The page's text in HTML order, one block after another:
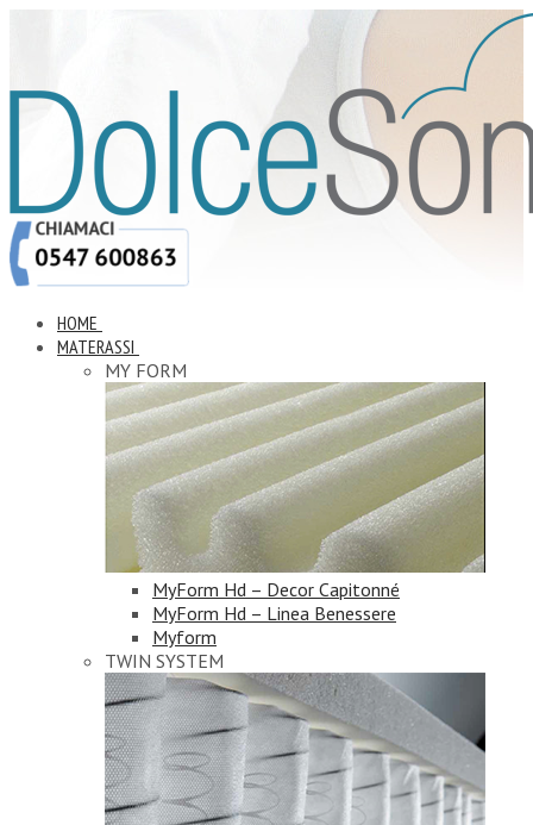
HOME
MATERASSI
MY FORM
MyForm Hd – Decor Capitonné
MyForm Hd – Linea Benessere
Myform
TWIN SYSTEM